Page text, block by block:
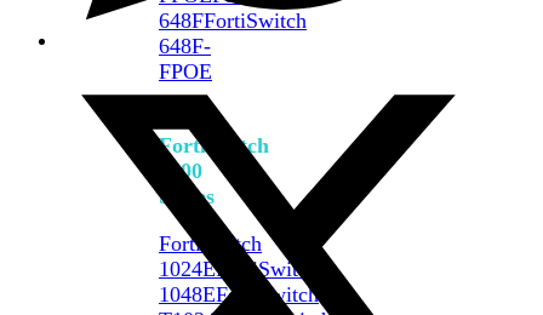
648FFortiSwitch
648F-
FPOE
FortiSwitch
1000
Series
FortiSwitch
1024EFortiSwitch
1048EFortiSwitch